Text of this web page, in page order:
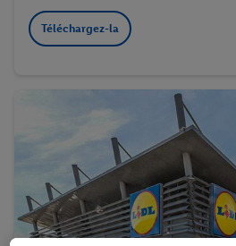
Téléchargez-la